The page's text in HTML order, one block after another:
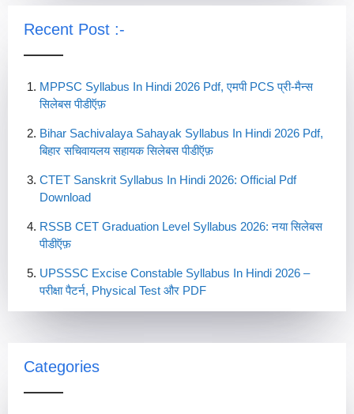
Recent Post :-
MPPSC Syllabus In Hindi 2026 Pdf, एमपी PCS प्री-मैन्स
सिलेबस पीडीऍफ़
Bihar Sachivalaya Sahayak Syllabus In Hindi 2026 Pdf,
बिहार सचिवायलय सहायक सिलेबस पीडीऍफ़
CTET Sanskrit Syllabus In Hindi 2026: Official Pdf
Download
RSSB CET Graduation Level Syllabus 2026: नया सिलेबस
पीडीऍफ़
UPSSSC Excise Constable Syllabus In Hindi 2026 –
परीक्षा पैटर्न, Physical Test और PDF
Categories